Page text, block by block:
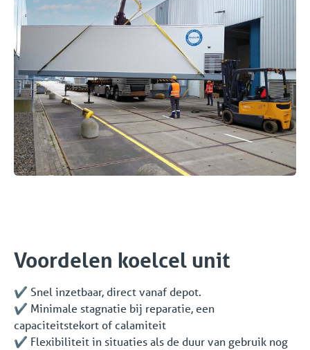
Voordelen koelcel unit
✔️ Snel inzetbaar, direct vanaf depot.
✔️ Minimale stagnatie bij reparatie, een
capaciteitstekort of calamiteit
✔️ Flexibiliteit in situaties als de duur van gebruik nog